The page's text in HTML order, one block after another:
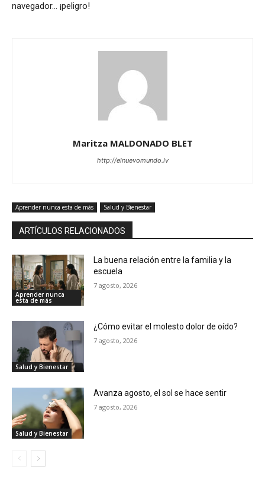
navegador… ¡peligro!
Maritza MALDONADO BLET
http://elnuevomundo.lv
Aprender nunca esta de más Salud y Bienestar
ARTÍCULOS RELACIONADOS
Aprender nunca
esta de más
La buena relación entre la familia y la
escuela
7 agosto, 2026
Salud y Bienestar
¿Cómo evitar el molesto dolor de oído?
7 agosto, 2026
Salud y Bienestar
Avanza agosto, el sol se hace sentir
7 agosto, 2026